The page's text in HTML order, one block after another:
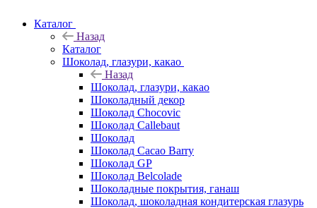
Каталог
Назад
Каталог
Шоколад, глазури, какао
Назад
Шоколад, глазури, какао
Шоколадный декор
Шоколад Chocovic
Шоколад Callebaut
Шоколад
Шоколад Cacao Barry
Шоколад GP
Шоколад Belcolade
Шоколадные покрытия, ганаш
Шоколад, шоколадная кондитерская глазурь